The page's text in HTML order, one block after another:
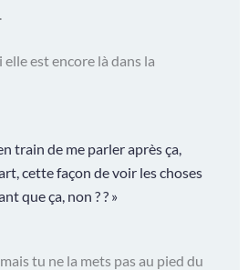
est encore là dans la
train de me parler après ça,
cette façon de voir les choses
que ça, non ? ? »
tu ne la mets pas au pied du